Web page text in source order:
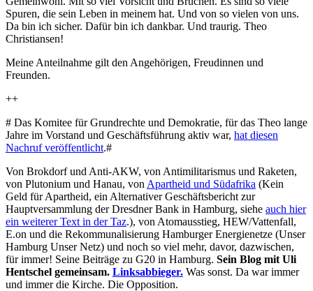
Spuren, die sein Leben in meinem hat. Und von so vielen von uns.
Da bin ich sicher. Dafür bin ich dankbar. Und traurig. Theo
Christiansen!
Meine Anteilnahme gilt den Angehörigen, Freudinnen und
Freunden.
++
# Das Komitee für Grundrechte und Demokratie, für das Theo lange
Jahre im Vorstand und Geschäftsführung aktiv war, hat diesen
Nachruf veröffentlicht.#
Von Brokdorf und Anti-AKW, von Antimilitarismus und Raketen,
von Plutonium und Hanau, von Apartheid und Südafrika (Kein
Geld für Apartheid, ein Alternativer Geschäftsbericht zur
Hauptversammlung der Dresdner Bank in Hamburg, siehe auch hier
ein weiterer Text in der Taz.), von Atomausstieg, HEW/Vattenfall,
E.on und die Rekommunalisierung Hamburger Energienetze (Unser
Hamburg Unser Netz) und noch so viel mehr, davor, dazwischen,
für immer! Seine Beiträge zu G20 in Hamburg. Sein Blog mit Uli
Hentschel gemeinsam. Linksabbieger. Was sonst. Da war immer
und immer die Kirche. Die Opposition.